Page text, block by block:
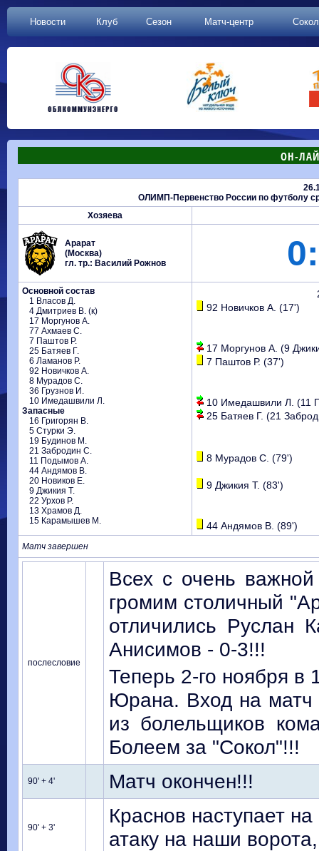
Новости Клуб Сезон Матч-центр
ОН-
ОЛИМП-Первенство России по футболу
Хозяева
Арарат
(Москва)
гл. тр.: Василий Рожнов
Основной состав
1 Власов Д.
4 Дмитриев В. (к)
17 Моргунов А.
77 Ахмаев С.
7 Паштов Р.
25 Батяев Г.
6 Ламанов Р.
92 Новичков А.
8 Мурадов С.
36 Грузнов И.
10 Имедашвили Л.
Запасные
16 Григорян В.
5 Стурки Э.
19 Будинов М.
21 Забродин С.
11 Подымов А.
44 Андямов В.
20 Новиков Е.
9 Джикия Т.
22 Урхов Р.
13 Храмов Д.
15 Карамышев М.
92 Новичков А. (17')
17 Моргунов А. (9
7 Паштов Р. (37')
10 Имедашвили Л. (11
25 Батяев Г. (21
8 Мурадов С. (79')
9 Джикия Т. (83')
44 Андямов В. (89')
Матч завершен
послесловие
Всех с очень
громим столичный
отличились Руслан
Анисимов - 0-3!!!
Теперь 2-го ноября
Юрана. Вход на матч
из болельщиков
Болеем за "Сокол"!!!
90' + 4' Матч окончен!!!
90' + 3'
Краснов наступает
атаку на наши